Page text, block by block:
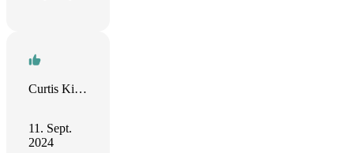
Curtis Kirkeby
11. Sept.
2024